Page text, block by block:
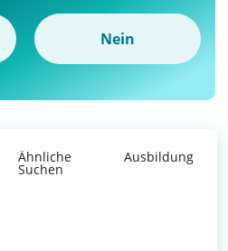
Nein
Ähnliche
Suchen
Ausbildung